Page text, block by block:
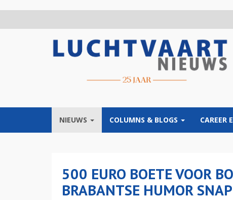
NIEUWS COLUMNS & BLOGS CAREER
500 EURO BOETE VOOR
BRABANTSE HUMOR